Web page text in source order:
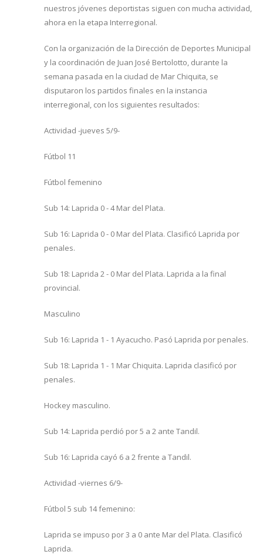
nuestros jóvenes deportistas siguen con mucha actividad,
ahora en la etapa Interregional.
Con la organización de la Dirección de Deportes Municipal
y la coordinación de Juan José Bertolotto, durante la
semana pasada en la ciudad de Mar Chiquita, se
disputaron los partidos finales en la instancia
interregional, con los siguientes resultados:
Actividad -jueves 5/9-
Fútbol 11
Fútbol femenino
Sub 14: Laprida 0 - 4 Mar del Plata.
Sub 16: Laprida 0 - 0 Mar del Plata. Clasificó Laprida por
penales.
Sub 18: Laprida 2 - 0 Mar del Plata. Laprida a la final
provincial.
Masculino
Sub 16: Laprida 1 - 1 Ayacucho. Pasó Laprida por penales.
Sub 18: Laprida 1 - 1 Mar Chiquita. Laprida clasificó por
penales.
Hockey masculino.
Sub 14: Laprida perdió por 5 a 2 ante Tandil.
Sub 16: Laprida cayó 6 a 2 frente a Tandil.
Actividad -viernes 6/9-
Fútbol 5 sub 14 femenino:
Laprida se impuso por 3 a 0 ante Mar del Plata. Clasificó
Laprida.